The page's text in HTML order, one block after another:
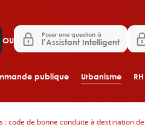
Aller au contenu principal
publique Urbanisme
OU
Poser une question à
l’Assistant Intelligent
: code de bonne conduite à destination